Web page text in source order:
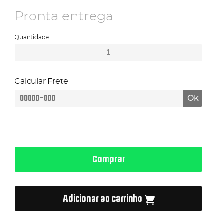
ATENDIMENTO POR WHATSAPP
Pronta entrega
Quantidade
Calcular Frete
Ok
Comprar
Adicionar ao carrinho